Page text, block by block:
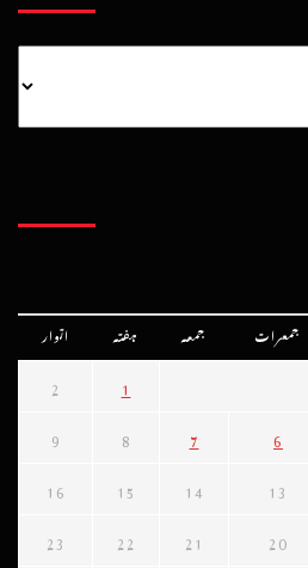
جمعرات جمعہ ہفتہ اتوار
1
2
6
7
8
9
13
14
15
16
20
21
22
23